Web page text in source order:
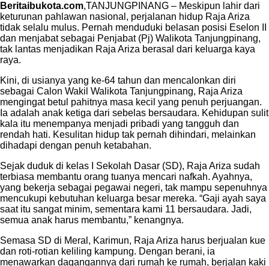
Beritaibukota.com,TANJUNGPINANG – Meskipun lahir dari
keturunan pahlawan nasional, perjalanan hidup Raja Ariza
tidak selalu mulus. Pernah menduduki belasan posisi Eselon II
dan menjabat sebagai Penjabat (Pj) Walikota Tanjungpinang,
tak lantas menjadikan Raja Ariza berasal dari keluarga kaya
raya.
Kini, di usianya yang ke-64 tahun dan mencalonkan diri
sebagai Calon Wakil Walikota Tanjungpinang, Raja Ariza
mengingat betul pahitnya masa kecil yang penuh perjuangan.
Ia adalah anak ketiga dari sebelas bersaudara. Kehidupan sulit
kala itu menempanya menjadi pribadi yang tangguh dan
rendah hati. Kesulitan hidup tak pernah dihindari, melainkan
dihadapi dengan penuh ketabahan.
Sejak duduk di kelas I Sekolah Dasar (SD), Raja Ariza sudah
terbiasa membantu orang tuanya mencari nafkah. Ayahnya,
yang bekerja sebagai pegawai negeri, tak mampu sepenuhnya
mencukupi kebutuhan keluarga besar mereka. “Gaji ayah saya
saat itu sangat minim, sementara kami 11 bersaudara. Jadi,
semua anak harus membantu,” kenangnya.
Semasa SD di Meral, Karimun, Raja Ariza harus berjualan kue
dan roti-rotian keliling kampung. Dengan berani, ia
menawarkan dagangannya dari rumah ke rumah, berjalan kaki